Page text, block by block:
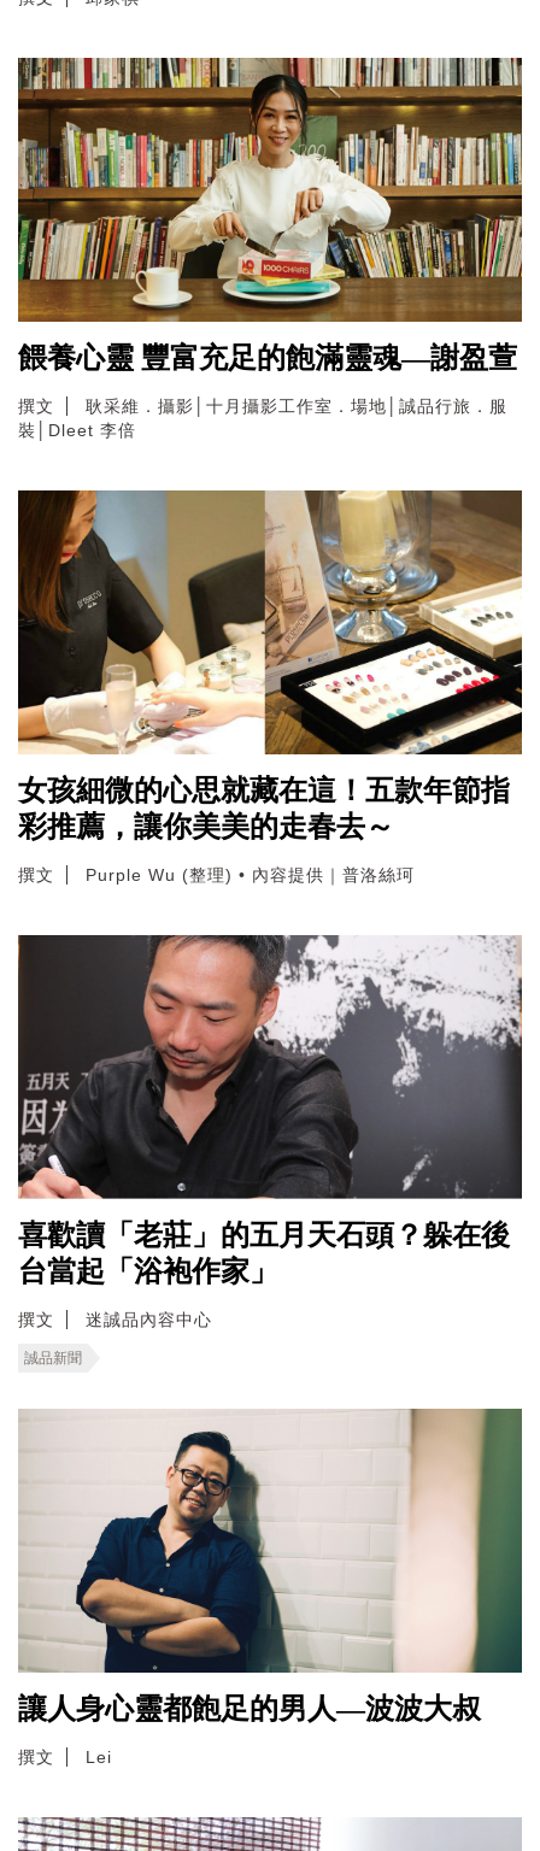
餵養心靈 豐富充足的飽滿靈魂—謝盈萱
撰文
耿采維．攝影│十月攝影工作室．場地│誠品行旅．服
裝│Dleet 李倍
女孩細微的心思就藏在這！五款年節指
彩推薦，讓你美美的走春去～
撰文 Purple Wu (整理) • 內容提供｜普洛絲珂
喜歡讀「老莊」的五月天石頭？躲在後
台當起「浴袍作家」
撰文 迷誠品內容中心
誠品新聞
讓人身心靈都飽足的男人—波波大叔
撰文 Lei